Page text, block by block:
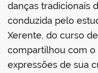
danças tradicionais
conduzida pelo
Xerente, do curso
compartilhou com
expressões de sua